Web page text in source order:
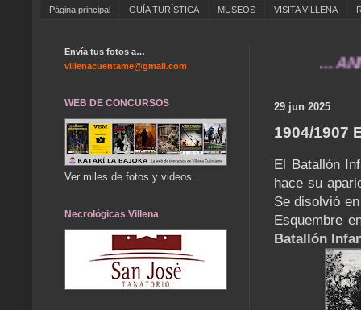
Página principal GUÍA TURÍSTICA MUSEOS VISITA VILLENA
...
29 jun 2025
1904/1907
El Batallón
hace su
Se disolvió
Esquembre
Batallón
Envía tus fotos a…
villenacuentame@gmail.com
WEB DE CONCURSOS
Ver miles de fotos y videos...
Necrológicas Villena